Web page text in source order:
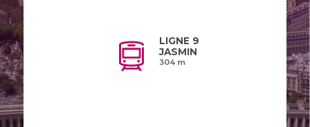
LIGNE 9
JASMIN
304 m